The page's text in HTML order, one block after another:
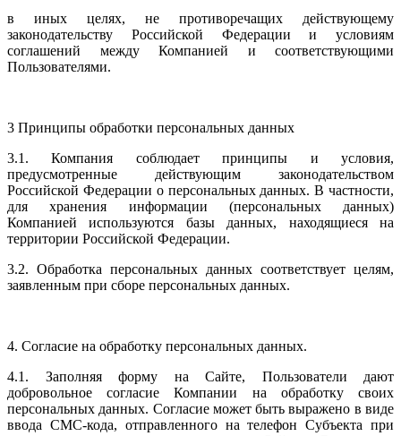
в иных целях, не противоречащих действующему
законодательству Российской Федерации и условиям
соглашений между Компанией и соответствующими
Пользователями.
3 Принципы обработки персональных данных
3.1. Компания соблюдает принципы и условия,
предусмотренные действующим законодательством
Российской Федерации о персональных данных. В частности,
для хранения информации (персональных данных)
Компанией используются базы данных, находящиеся на
территории Российской Федерации.
3.2. Обработка персональных данных соответствует целям,
заявленным при сборе персональных данных.
4. Согласие на обработку персональных данных.
4.1. Заполняя форму на Сайте, Пользователи дают
добровольное согласие Компании на обработку своих
персональных данных. Согласие может быть выражено в виде
ввода СМС-кода, отправленного на телефон Субъекта при